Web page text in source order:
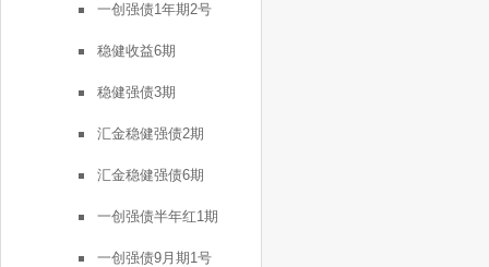
一创强债1年期2号
稳健收益6期
稳健强债3期
汇金稳健强债2期
汇金稳健强债6期
一创强债半年红1期
一创强债9月期1号